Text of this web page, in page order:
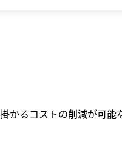
かるコストの削減が可